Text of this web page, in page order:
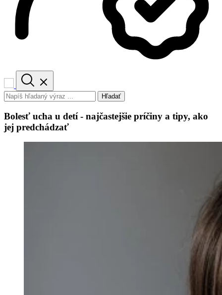
Hľadať
Bolesť ucha u detí - najčastejšie príčiny a tipy, ako
jej predchádzať